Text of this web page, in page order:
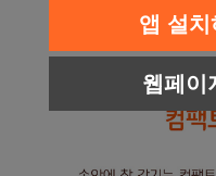
앱 설
웹페이